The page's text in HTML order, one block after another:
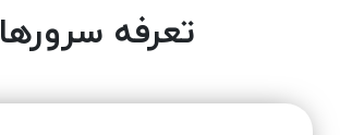
تعرفه سرورها